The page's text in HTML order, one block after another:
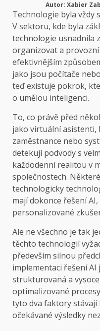
Autor: Xabier
Technologie byla vždy
V sektoru, kde byla
technologie usnadnila
organizovat a
efektivnějším
jako jsou počítače
teď existuje pokrok,
o umělou inteligenci.
To, co právě před
jako virtuální asistenti,
zaměstnance nebo
detekují podvody s
každodenní realitou v
společnostech.
technologicky
mají dokonce řešení
personalizované
Ale ne všechno je tak
těchto technologií
především silnou
implementaci řešení
strukturovaná a
optimalizované
tyto dva faktory stávají
očekávané výsledky